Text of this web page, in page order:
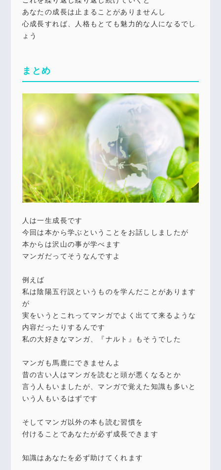
あなたの成長は止まることがありませんし
心成長すれば、人格もとても魅力的な人になるでし
ょう
まとめ
人は一生成長です
今回は本から学ぶということをお話ししましたが
本からは沢山の事が学べます
マンガだってそうなんですよ
例えば
私は陰陽五行説というものを学んだことがあります
が
実をいうとこれってマンガでよく出てて来るような
内容だったりするんです
私の大好きなマンガ、『ナルト』もそうでした
マンガも馬鹿にできませんよ
昔の古い人はマンガを読むと頭が悪くなるとか
言う人もいましたが、マンガで覚えた知識も多いと
いう人もいるはずです
そしてマンガ以外の本も読む習慣を
付けることであなたが必ず成長できます
知識はあなたを必ず助けてくれます